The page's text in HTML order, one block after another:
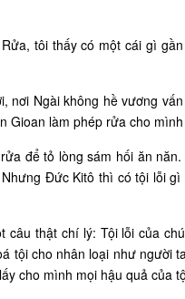
tôi thấy có một cái gì
nơi Ngài không hề vương
Gioan làm phép rửa cho
để tỏ lòng sám hối ăn
Đức Kitô thì có tội lỗi
thật chí lý: Tội lỗi của
tội cho nhân loại như người
cho mình mọi hậu quả của